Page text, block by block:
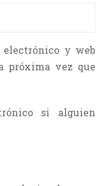
electrónico y web
próxima vez que
si alguien